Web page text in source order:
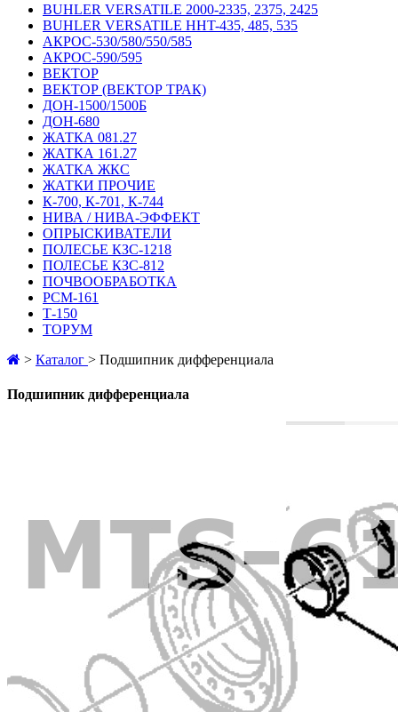
BUHLER VERSATILE 2000-2335, 2375, 2425
BUHLER VERSATILE HHT-435, 485, 535
АКРОС-530/580/550/585
АКРОС-590/595
ВЕКТОР
ВЕКТОР (ВЕКТОР ТРАК)
ДОН-1500/1500Б
ДОН-680
ЖАТКА 081.27
ЖАТКА 161.27
ЖАТКА ЖКС
ЖАТКИ ПРОЧИЕ
К-700, К-701, К-744
НИВА / НИВА-ЭФФЕКТ
ОПРЫСКИВАТЕЛИ
ПОЛЕСЬЕ КЗС-1218
ПОЛЕСЬЕ КЗС-812
ПОЧВООБРАБОТКА
РСМ-161
Т-150
ТОРУМ
> Каталог > Подшипник дифференциала
Подшипник дифференциала